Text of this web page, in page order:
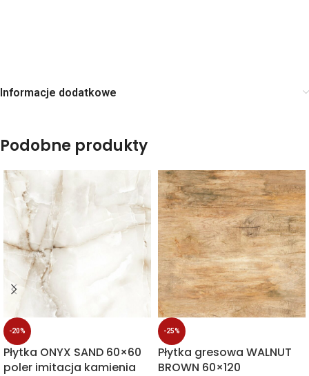
Informacje dodatkowe
Podobne produkty
-20%
Płytka ONYX SAND 60×60
poler imitacja kamienia
-25%
Płytka gresowa WALNUT
BROWN 60×120